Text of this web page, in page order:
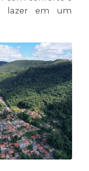
lazer em um